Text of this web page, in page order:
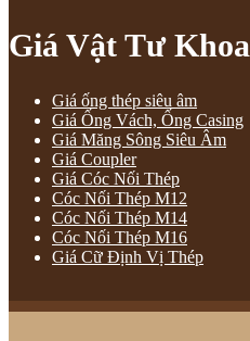
Giá Vật Tư
Giá ống thép siêu âm
Giá Ống Vách, Ống Casing
Giá Măng Sông Siêu Âm
Giá Coupler
Giá Cóc Nối Thép
Cóc Nối Thép M12
Cóc Nối Thép M14
Cóc Nối Thép M16
Giá Cữ Định Vị Thép